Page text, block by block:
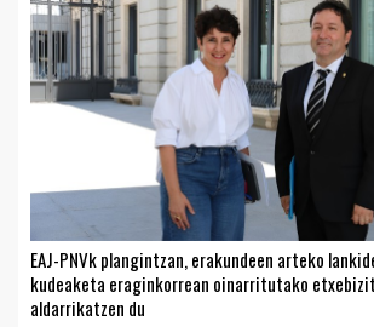
EAJ-PNVk plangintzan, erakundeen arteko
kudeaketa eraginkorrean oinarritutako
aldarrikatzen du